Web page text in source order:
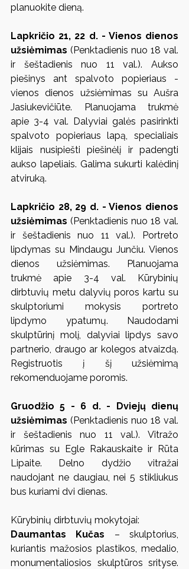
planuokite dieną.
Lapkričio 21, 22 d. - Vienos dienos
užsiėmimas (Penktadienis nuo 18 val.
ir šeštadienis nuo 11 val.). Aukso
piešinys ant spalvoto popieriaus -
vienos dienos užsiėmimas su Aušra
Jasiukevičiūte. Planuojama trukmė
apie 3-4 val. Dalyviai galės pasirinkti
spalvoto popieriaus lapą, specialiais
klijais nusipiešti piešinėlį ir padengti
aukso lapeliais. Galima sukurti kalėdinį
atviruką.
Lapkričio 28, 29 d. - Vienos dienos
užsiėmimas (Penktadienis nuo 18 val.
ir šeštadienis nuo 11 val.). Portreto
lipdymas su Mindaugu Junčiu. Vienos
dienos užsiėmimas. Planuojama
trukmė apie 3-4 val. Kūrybinių
dirbtuvių metu dalyvių poros kartu su
skulptoriumi mokysis portreto
lipdymo ypatumų. Naudodami
skulptūrinį molį, dalyviai lipdys savo
partnerio, draugo ar kolegos atvaizdą.
Registruotis į šį užsiėmimą
rekomenduojame poromis.
Gruodžio 5 - 6 d. - Dviejų dienų
užsiėmimas (Penktadienis nuo 18 val.
ir šeštadienis nuo 11 val.). Vitražo
kūrimas su Egle Rakauskaite ir Rūta
Lipaite. Delno dydžio vitražai
naudojant ne daugiau, nei 5 stikliukus
bus kuriami dvi dienas.
Kūrybinių dirbtuvių mokytojai:
Daumantas Kučas – skulptorius,
kuriantis mažosios plastikos, medalio,
monumentaliosios skulptūros srityse.